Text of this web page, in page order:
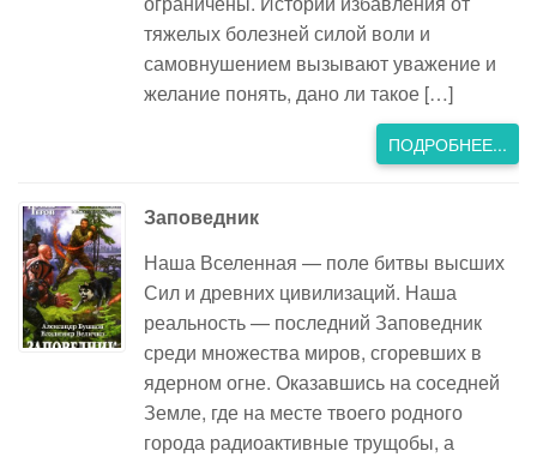
тяжелых болезней силой воли и
самовнушением вызывают уважение и
желание понять, дано ли такое […]
ПОДРОБНЕЕ...
Заповедник
Наша Вселенная — поле битвы высших
Сил и древних цивилизаций. Наша
реальность — последний Заповедник
среди множества миров, сгоревших в
ядерном огне. Оказавшись на соседней
Земле, где на месте твоего родного
города радиоактивные трущобы, а